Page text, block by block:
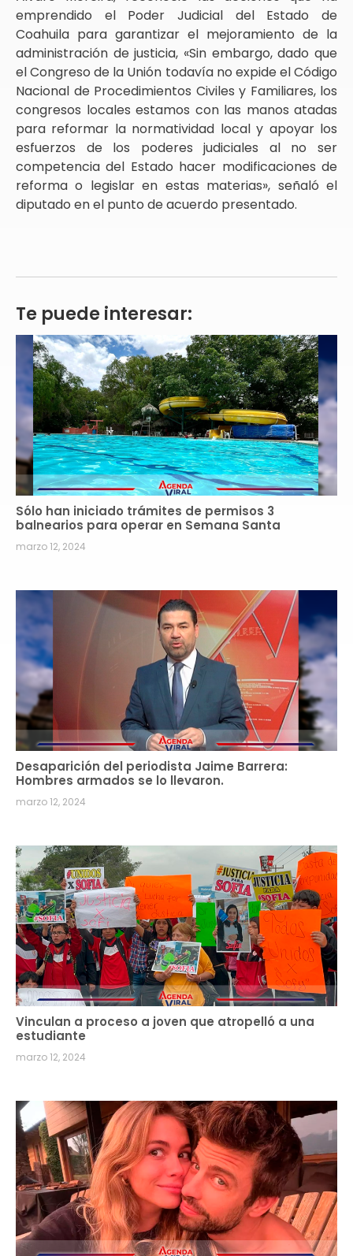
emprendido el Poder Judicial del Estado de
Coahuila para garantizar el mejoramiento de la
administración de justicia, «Sin embargo, dado que
el Congreso de la Unión todavía no expide el Código
Nacional de Procedimientos Civiles y Familiares, los
congresos locales estamos con las manos atadas
para reformar la normatividad local y apoyar los
esfuerzos de los poderes judiciales al no ser
competencia del Estado hacer modificaciones de
reforma o legislar en estas materias», señaló el
diputado en el punto de acuerdo presentado.
Te puede interesar:
Sólo han iniciado trámites de permisos 3
balnearios para operar en Semana Santa
marzo 12, 2024
Desaparición del periodista Jaime Barrera:
Hombres armados se lo llevaron.
marzo 12, 2024
Vinculan a proceso a joven que atropelló a una
estudiante
marzo 12, 2024